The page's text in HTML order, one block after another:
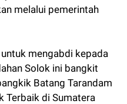
melalui pemerintah
mengabdi kepada
Solok ini bangkit
Batang Tarandam
Terbaik di Sumatera